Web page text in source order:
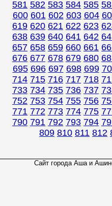
581 582 583 584 585
600 601 602 603 604
619 620 621 622 623
638 639 640 641 642
657 658 659 660 661
676 677 678 679 680
695 696 697 698 699
714 715 716 717 718
733 734 735 736 737
752 753 754 755 756
771 772 773 774 775
790 791 792 793 794
809 810 811 812
Сайт города Аша и